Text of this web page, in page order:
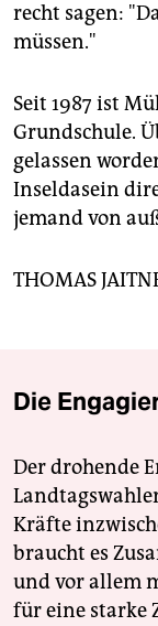
recht sagen:
müssen."
Seit 1987 ist
Grundschule.
gelassen
Inseldasein
jemand von
THOMAS
Die
Der drohende
Kräfte
braucht es
und vor allem
für eine starke